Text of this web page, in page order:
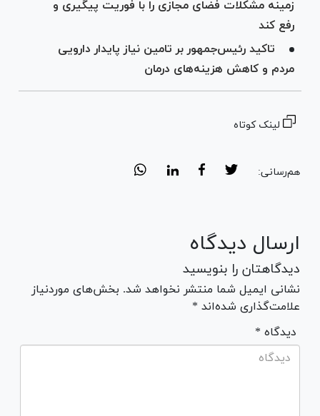
زمینه مشکلات فضای مجازی را با فوریت پیگیری و
رفع کند
تاکید رئیس‌جمهور بر تامین نیاز پایدار دارویی
مردم و کاهش هزینه‌های درمان
لینک کوتاه
هم‌رسانی:
ارسال دیدگاه
دیدگاهتان را بنویسید
نشانی ایمیل شما منتشر نخواهد شد. بخش‌های موردنیاز
علامت‌گذاری شده‌اند *
* دیدگاه